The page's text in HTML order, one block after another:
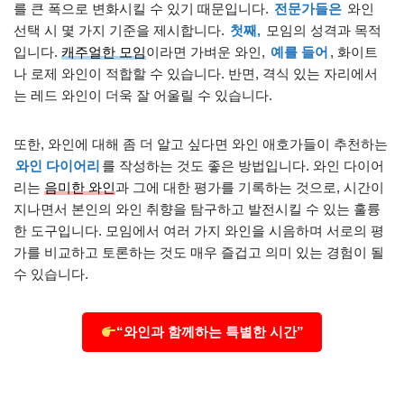
를 큰 폭으로 변화시킬 수 있기 때문입니다. 전문가들은 와인
선택 시 몇 가지 기준을 제시합니다. 첫째, 모임의 성격과 목적
입니다. 캐주얼한 모임이라면 가벼운 와인, 예를 들어 , 화이트
나 로제 와인이 적합할 수 있습니다. 반면, 격식 있는 자리에서
는 레드 와인이 더욱 잘 어울릴 수 있습니다.
또한, 와인에 대해 좀 더 알고 싶다면 와인 애호가들이 추천하는
와인 다이어리 를 작성하는 것도 좋은 방법입니다. 와인 다이어
리는 음미한 와인과 그에 대한 평가를 기록하는 것으로, 시간이
지나면서 본인의 와인 취향을 탐구하고 발전시킬 수 있는 훌륭
한 도구입니다. 모임에서 여러 가지 와인을 시음하며 서로의 평
가를 비교하고 토론하는 것도 매우 즐겁고 의미 있는 경험이 될
수 있습니다.
“와인과 함께하는 특별한 시간”